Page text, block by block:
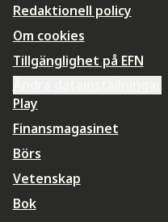
Redaktionell policy
Om cookies
Tillgänglighet på EFN
Play
Finansmagasinet
Börs
Vetenskap
Bok